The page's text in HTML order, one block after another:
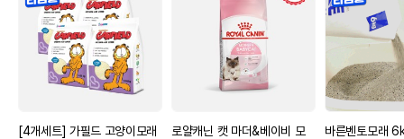
[4개세트] 가필드 고양이모래
로얄캐닌 캣 마더&베이비 모
바른벤토모래